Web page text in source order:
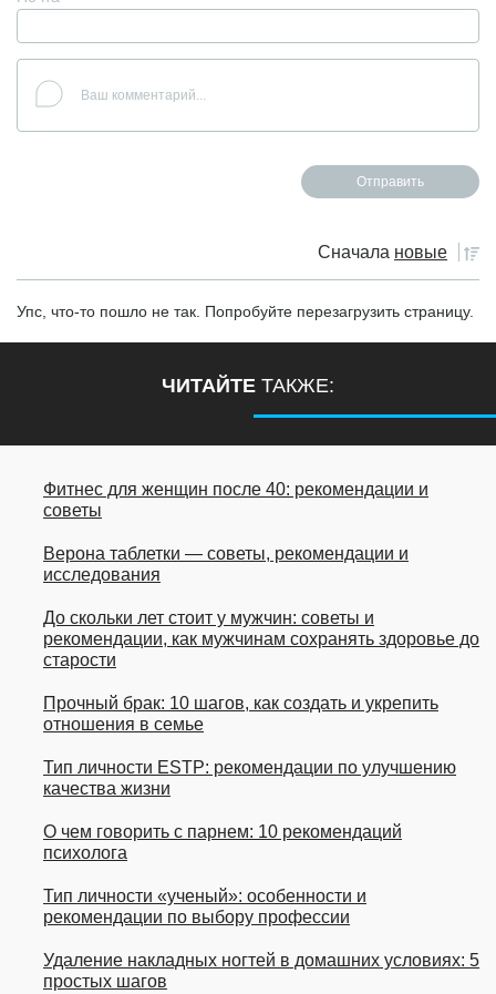
Сначала новые
Упс, что-то пошло не так. Попробуйте перезагрузить страницу.
ЧИТАЙТЕ ТАКЖЕ:
Фитнес для женщин после 40: рекомендации и
советы
Верона таблетки — советы, рекомендации и
исследования
До скольки лет стоит у мужчин: советы и
рекомендации, как мужчинам сохранять здоровье до
старости
Прочный брак: 10 шагов, как создать и укрепить
отношения в семье
Тип личности ESTP: рекомендации по улучшению
качества жизни
О чем говорить с парнем: 10 рекомендаций
психолога
Тип личности «ученый»: особенности и
рекомендации по выбору профессии
Удаление накладных ногтей в домашних условиях: 5
простых шагов